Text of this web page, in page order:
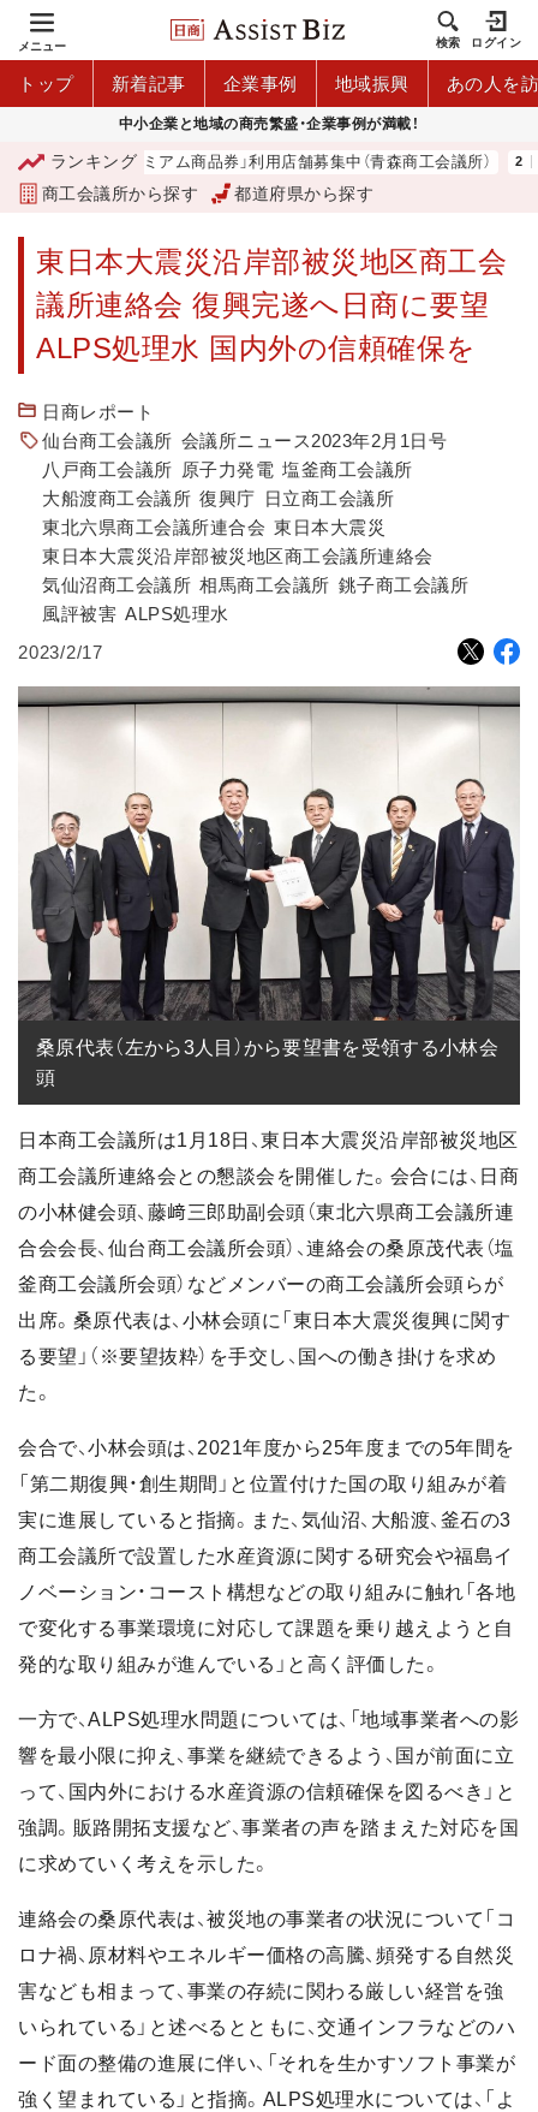
メニュー 検索 ログイン
トップ 新着記事 企業事例 地域振興 あの人を
中小企業と地域の商売繁盛・企業事例が満載！
ランキング
「青森市プレミアム商品券」利用店舗募集中（青森商工会議所） 台
商工会議所から探す 都道府県から探す
東日本大震災沿岸部被災地区商工会
議所連絡会 復興完遂へ日商に要望
ALPS処理水 国内外の信頼確保を
日商レポート
仙台商工会議所 会議所ニュース2023年2月1日号
八戸商工会議所 原子力発電 塩釜商工会議所
大船渡商工会議所 復興庁 日立商工会議所
東北六県商工会議所連合会 東日本大震災
東日本大震災沿岸部被災地区商工会議所連絡会
気仙沼商工会議所 相馬商工会議所 銚子商工会議所
風評被害 ALPS処理水
2023/2/17
桑原代表（左から3人目）から要望書を受領する小林会
頭
日本商工会議所は1月18日、東日本大震災沿岸部被災地区
商工会議所連絡会との懇談会を開催した。会合には、日商
の小林健会頭、藤﨑三郎助副会頭（東北六県商工会議所連
合会会長、仙台商工会議所会頭）、連絡会の桑原茂代表（塩
釜商工会議所会頭）などメンバーの商工会議所会頭らが
出席。桑原代表は、小林会頭に「東日本大震災復興に関す
る要望」（※要望抜粋）を手交し、国への働き掛けを求め
た。
会合で、小林会頭は、2021年度から25年度までの5年間を
「第二期復興・創生期間」と位置付けた国の取り組みが着
実に進展していると指摘。また、気仙沼、大船渡、釜石の3
商工会議所で設置した水産資源に関する研究会や福島イ
ノベーション・コースト構想などの取り組みに触れ「各地
で変化する事業環境に対応して課題を乗り越えようと自
発的な取り組みが進んでいる」と高く評価した。
一方で、ALPS処理水問題については、「地域事業者への影
響を最小限に抑え、事業を継続できるよう、国が前面に立
って、国内外における水産資源の信頼確保を図るべき」と
強調。販路開拓支援など、事業者の声を踏まえた対応を国
に求めていく考えを示した。
連絡会の桑原代表は、被災地の事業者の状況について「コ
ロナ禍、原材料やエネルギー価格の高騰、頻発する自然災
害なども相まって、事業の存続に関わる厳しい経営を強
いられている」と述べるとともに、交通インフラなどのハ
ード面の整備の進展に伴い、「それを生かすソフト事業が
強く望まれている」と指摘。ALPS処理水については、「よ